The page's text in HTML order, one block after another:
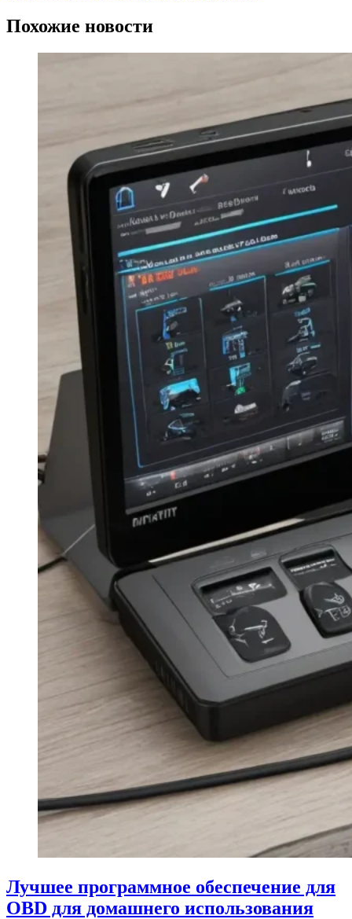
Похожие новости
Лучшее программное обеспечение для
OBD для домашнего использования